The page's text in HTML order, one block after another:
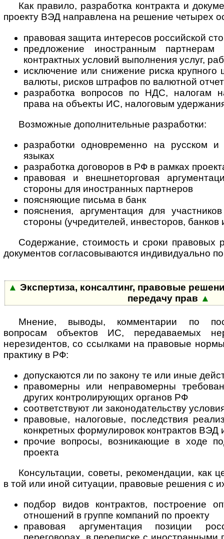
Как правило, разработка контракта и
проекту ВЭД направлена на решение четырех
правовая защита интересов российской
предложение иностранным
контрактных условий выполнения услуг,
исключение или снижение риска
валюты, рисков штрафов по валютной
разработка вопросов по НДС, налогам
права на объекты ИС, налоговым
Возможные дополнительные разработки:
разработки одновременно на русском и
языках
разработка договоров в РФ в рамках
правовая и внешнеторговая
стороны для иностранных партнеров
поясняющие письма в банк
пояснения, аргументация для
стороны (учредителей, инвесторов, банков
Содержание, стоимость и сроки правовых
документов согласовываются индивидуально
▲ Экспертиза, консалтинг, правовые
передачу прав ▲
Мнение, выводы, комментарии по
вопросам объектов ИС, передаваемых
нерезидентов, со ссылками на правовые
практику в РФ:
допускаются ли по закону те или иные
правомерны или неправомерны
других контролирующих органов РФ
соответствуют ли законодательству
правовые, налоговые, последствия
конкретных формулировок контрактов ВЭД
прочие вопросы, возникающие в ходе
проекта
Консультации, советы, рекомендации, как
в той или иной ситуации, правовые решения с
подбор видов контрактов, построение
отношений в группе компаний по проекту
правовая аргументация позиции